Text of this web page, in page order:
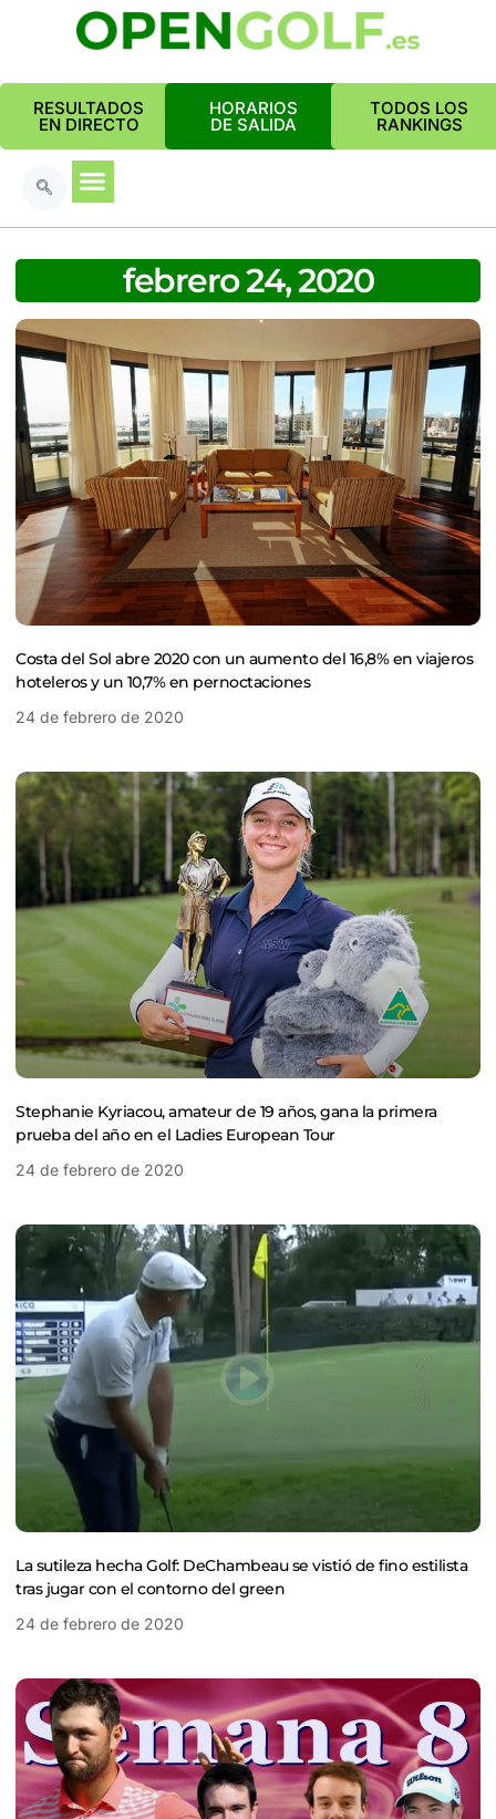
RESULTADOS
EN DIRECTO
HORARIOS
DE SALIDA
TODOS LOS
RANKINGS
febrero 24, 2020
Costa del Sol abre 2020 con un aumento del 16,8% en viajeros
hoteleros y un 10,7% en pernoctaciones
24 de febrero de 2020
Stephanie Kyriacou, amateur de 19 años, gana la primera
prueba del año en el Ladies European Tour
24 de febrero de 2020
La sutileza hecha Golf: DeChambeau se vistió de fino estilista
tras jugar con el contorno del green
24 de febrero de 2020